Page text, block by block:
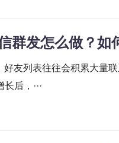
群发怎么做？如
友列表往往会积累大量
后，···